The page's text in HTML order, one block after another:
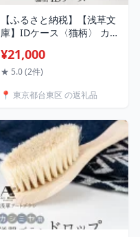
【ふるさと納税】【浅草文
庫】IDケース〈猫柄〉 カー
パスケース 社員証 定期入
れ 横型 就職 ビジネス ギフ
日本製
¥21,000
★ 5.0 (2件)
📍 東京都台東区 の返礼品